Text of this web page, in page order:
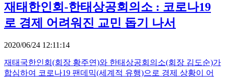
재태한인회-한태상공회의소 : 코로나19
로 경제 어려워진 교민 돕기 나서
2020/06/24 12:11:14
재태국한인회(회장 황주연)와 한태상공회의소(회장 김도순)가
합심하여 코로나19 팬데믹(세계적 유행)으로 경제 상황이 어